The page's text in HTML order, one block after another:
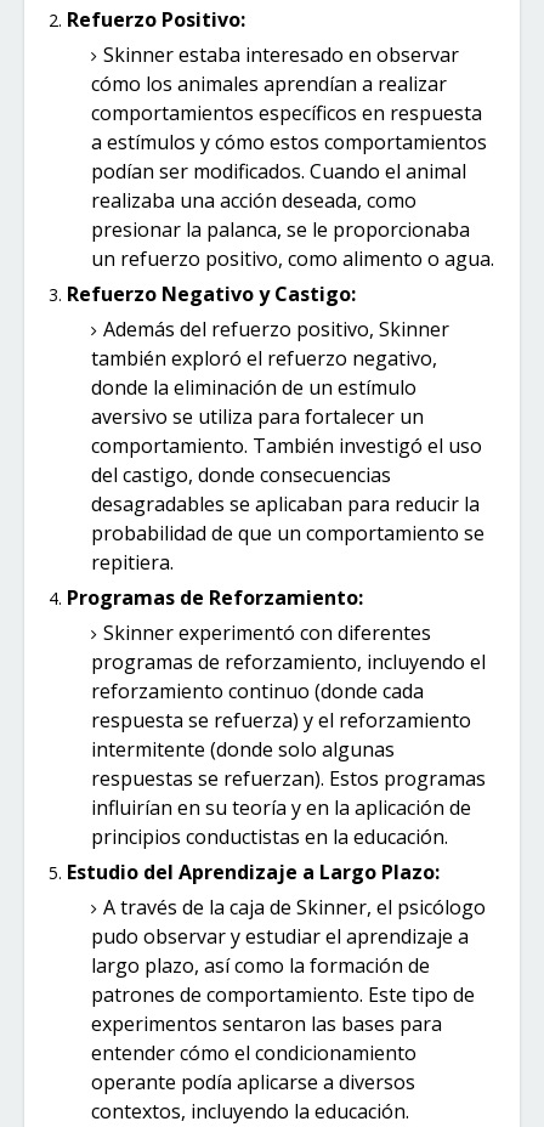
Refuerzo Positivo:
Skinner estaba interesado en observar
cómo los animales aprendían a realizar
comportamientos específicos en respuesta
a estímulos y cómo estos comportamientos
podían ser modificados. Cuando el animal
realizaba una acción deseada, como
presionar la palanca, se le proporcionaba
un refuerzo positivo, como alimento o agua.
Refuerzo Negativo y Castigo:
Además del refuerzo positivo, Skinner
también exploró el refuerzo negativo,
donde la eliminación de un estímulo
aversivo se utiliza para fortalecer un
comportamiento. También investigó el uso
del castigo, donde consecuencias
desagradables se aplicaban para reducir la
probabilidad de que un comportamiento se
repitiera.
Programas de Reforzamiento:
Skinner experimentó con diferentes
programas de reforzamiento, incluyendo el
reforzamiento continuo (donde cada
respuesta se refuerza) y el reforzamiento
intermitente (donde solo algunas
respuestas se refuerzan). Estos programas
influirían en su teoría y en la aplicación de
principios conductistas en la educación.
Estudio del Aprendizaje a Largo Plazo:
A través de la caja de Skinner, el psicólogo
pudo observar y estudiar el aprendizaje a
largo plazo, así como la formación de
patrones de comportamiento. Este tipo de
experimentos sentaron las bases para
entender cómo el condicionamiento
operante podía aplicarse a diversos
contextos, incluyendo la educación.